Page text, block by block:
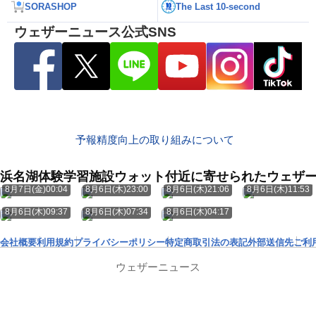
SORASHOP The Last 10-second
ウェザーニュース公式SNS
予報精度向上の取り組みについて
浜名湖体験学習施設ウォット付近に寄せられたウェザ
8月7日(金)00:04 8月6日(木)23:00 8月6日(木)21:06 8月6日(木)11:53
8月6日(木)09:37 8月6日(木)07:34 8月6日(木)04:17
会社概要利用規約プライバシーポリシー特定商取引法の表記外部送信先ご利
ウェザーニュース